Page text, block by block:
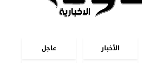
الأخبار
عاجل